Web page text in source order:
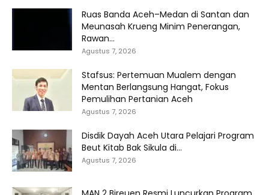
Ruas Banda Aceh–Medan di Santan dan
Meunasah Krueng Minim Penerangan,
Rawan...
Agustus 7, 2026
Stafsus: Pertemuan Mualem dengan
Mentan Berlangsung Hangat, Fokus
Pemulihan Pertanian Aceh
Agustus 7, 2026
Disdik Dayah Aceh Utara Pelajari Program
Beut Kitab Bak Sikula di...
Agustus 7, 2026